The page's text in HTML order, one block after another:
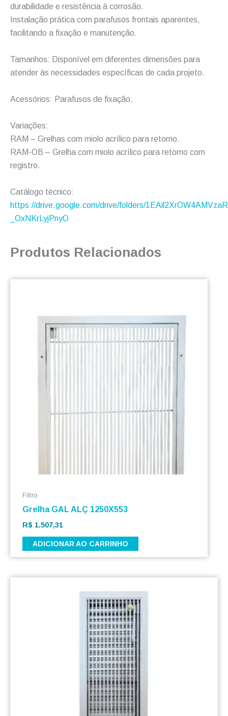
durabilidade e resistência à corrosão.
Instalação prática com parafusos frontais aparentes,
facilitando a fixação e manutenção.
Tamanhos: Disponível em diferentes dimensões para
atender às necessidades específicas de cada projeto.
Acessórios: Parafusos de fixação.
Variações:
RAM – Grelhas com miolo acrílico para retorno.
RAM-OB – Grelha com miolo acrílico para retorno com
registro.
Catálogo técnico:
https://drive.google.com/drive/folders/
_OxNKrLyjPnyO
Produtos Relacionados
Filtro
Grelha GAL ALÇ 1250X553
R$ 1.507,31
ADICIONAR AO CARRINHO
produto
tem
várias
variantes.
As
opções
podem
ser
escolhidas